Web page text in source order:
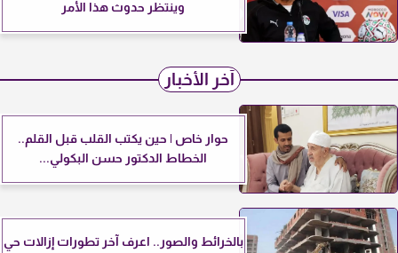
وينتظر حدوث هذا الأمر
آخر الأخبار
حوار خاص | حين يكتب القلب قبل القلم..
الخطاط الدكتور حسن البكولي...
بالخرائط والصور.. اعرف آخر تطورات إزالات حي